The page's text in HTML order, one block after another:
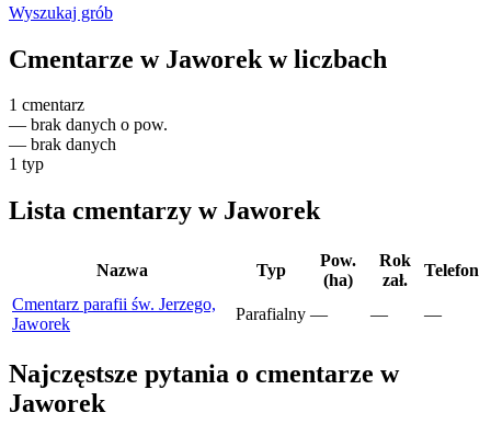
Wyszukaj grób
Cmentarze w Jaworek w liczbach
1 cmentarz
— brak danych o pow.
— brak danych
1 typ
Lista cmentarzy w Jaworek
Nazwa Typ
Pow.
(ha)
Rok
zał.
Telefon
Cmentarz parafii św. Jerzego,
Jaworek
Parafialny — — —
Najczęstsze pytania o cmentarze w
Jaworek